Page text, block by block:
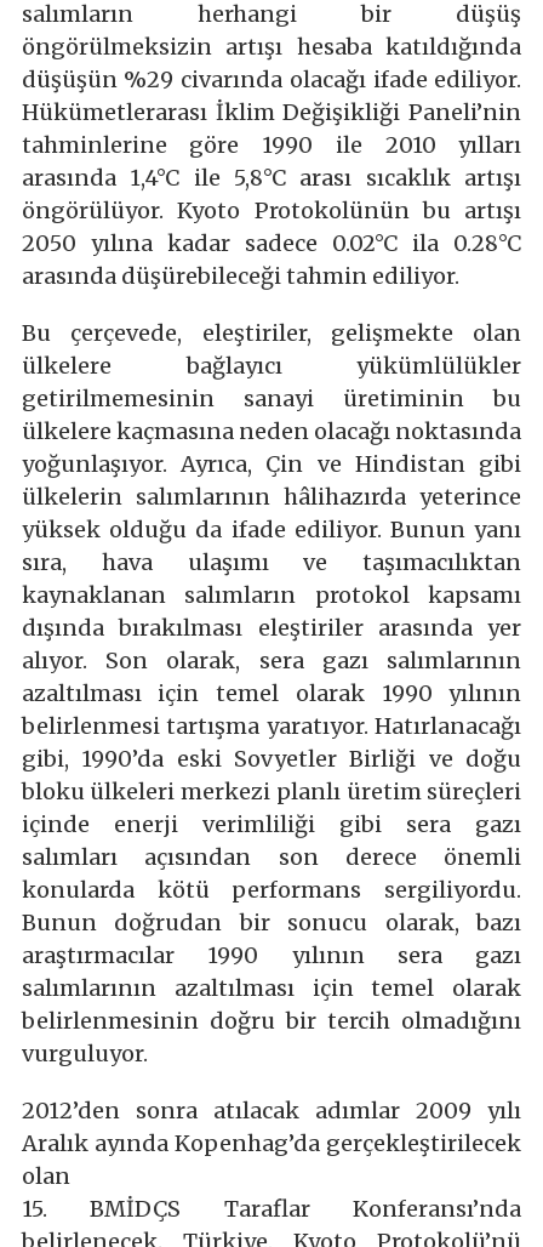
salımların herhangi bir düşüş
öngörülmeksizin artışı hesaba katıldığında
düşüşün %29 civarında olacağı ifade ediliyor.
Hükümetlerarası İklim Değişikliği Paneli’nin
tahminlerine göre 1990 ile 2010 yılları
arasında 1,4°C ile 5,8°C arası sıcaklık artışı
öngörülüyor. Kyoto Protokolünün bu artışı
2050 yılına kadar sadece 0.02°C ila 0.28°C
arasında düşürebileceği tahmin ediliyor.
Bu çerçevede, eleştiriler, gelişmekte olan
ülkelere bağlayıcı yükümlülükler
getirilmemesinin sanayi üretiminin bu
ülkelere kaçmasına neden olacağı noktasında
yoğunlaşıyor. Ayrıca, Çin ve Hindistan gibi
ülkelerin salımlarının hâlihazırda yeterince
yüksek olduğu da ifade ediliyor. Bunun yanı
sıra, hava ulaşımı ve taşımacılıktan
kaynaklanan salımların protokol kapsamı
dışında bırakılması eleştiriler arasında yer
alıyor. Son olarak, sera gazı salımlarının
azaltılması için temel olarak 1990 yılının
belirlenmesi tartışma yaratıyor. Hatırlanacağı
gibi, 1990’da eski Sovyetler Birliği ve doğu
bloku ülkeleri merkezi planlı üretim süreçleri
içinde enerji verimliliği gibi sera gazı
salımları açısından son derece önemli
konularda kötü performans sergiliyordu.
Bunun doğrudan bir sonucu olarak, bazı
araştırmacılar 1990 yılının sera gazı
salımlarının azaltılması için temel olarak
belirlenmesinin doğru bir tercih olmadığını
vurguluyor.
2012’den sonra atılacak adımlar 2009 yılı
Aralık ayında Kopenhag’da gerçekleştirilecek
olan
15. BMİDÇS Taraflar Konferansı’nda